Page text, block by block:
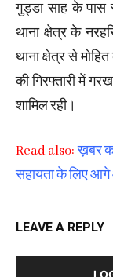
गुड्डा साह के पास
थाना क्षेत्र के
थाना क्षेत्र से
की गिरफ्तारी में
शामिल रही।
Read also:ख़बर
सहायता के लिए
LEAVE A REPLY